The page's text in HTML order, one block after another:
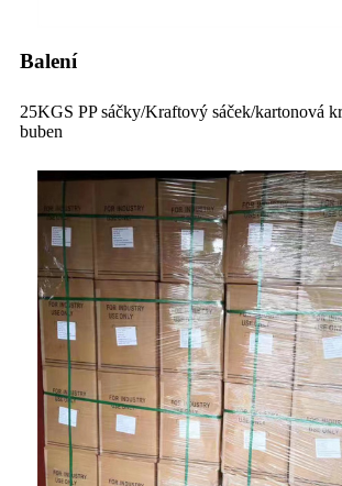
Balení
25KGS PP sáčky/Kraftový sáček/kartonová
buben